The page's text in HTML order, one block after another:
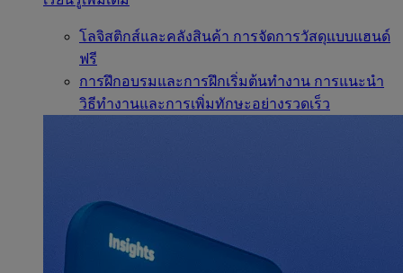
โลจิสติกส์และคลังสินค้า การจัดการวัสดุแบบแฮนด์
ฟรี
การฝึกอบรมและการฝึกเริ่มต้นทำงาน การแนะนำ
วิธีทำงานและการเพิ่มทักษะอย่างรวดเร็ว